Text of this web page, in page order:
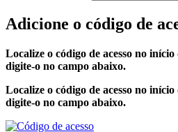
Adicione o código de
Localize o código de acesso no
digite-o no campo abaixo.
Localize o código de acesso no
digite-o no campo abaixo.